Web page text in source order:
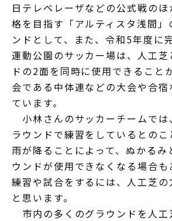
日テレベレーザなどの公式戦の
格を目指す「アルティスタ浅間」
ンドとして、また、令和5年度に
運動公園のサッカー場は、人工芝
ドの2面を同時に使用できること
会である中体連などの大会や合
ています。
小林さんのサッカーチームでは
ラウンドで練習をしているとの
雨が降ることによって、ぬかるみ
ウンドが使用できなくなる場合も
練習や試合をするには、人工芝の
と思います。
市内の多くのグラウンドを人工